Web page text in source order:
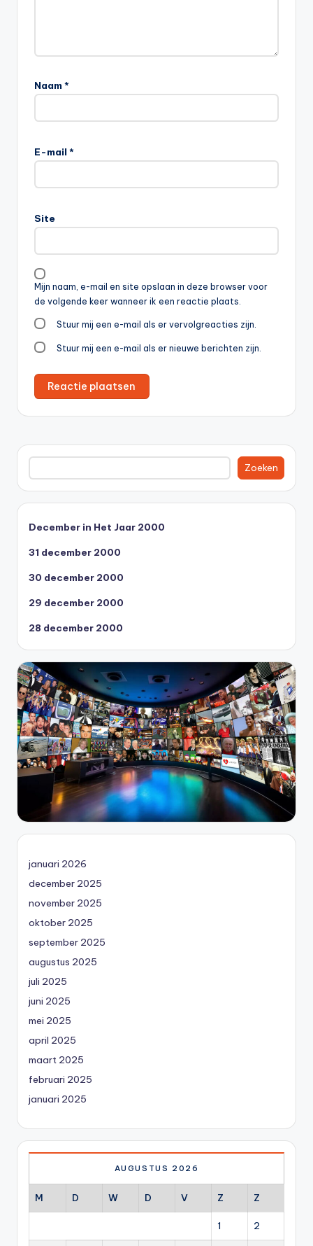
Naam *
E-mail *
Site
Mijn naam, e-mail en site opslaan in deze browser voor
de volgende keer wanneer ik een reactie plaats.
Stuur mij een e-mail als er vervolgreacties zijn.
Stuur mij een e-mail als er nieuwe berichten zijn.
Zoeken
Zoeken
December in Het Jaar 2000
31 december 2000
30 december 2000
29 december 2000
28 december 2000
januari 2026
december 2025
november 2025
oktober 2025
september 2025
augustus 2025
juli 2025
juni 2025
mei 2025
april 2025
maart 2025
februari 2025
januari 2025
AUGUSTUS 2026
M D W D V Z Z
1 2